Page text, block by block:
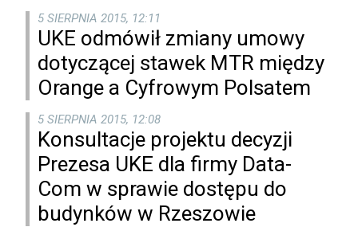
5 SIERPNIA 2015, 12:11
UKE odmówił zmiany umowy
dotyczącej stawek MTR między
Orange a Cyfrowym Polsatem
5 SIERPNIA 2015, 12:08
Konsultacje projektu decyzji
Prezesa UKE dla firmy Data-
Com w sprawie dostępu do
budynków w Rzeszowie